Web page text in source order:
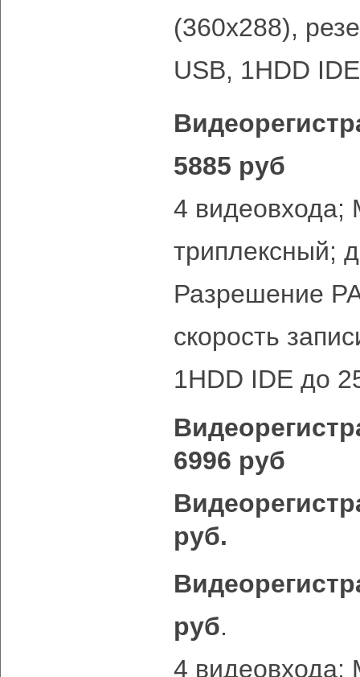
(360x288),
USB, 1HDD
5885 руб
4 видеовхода;
триплексный;
Разрешение
скорость
1HDD IDE до
6996 руб
руб.
руб.
4 видеовхода;